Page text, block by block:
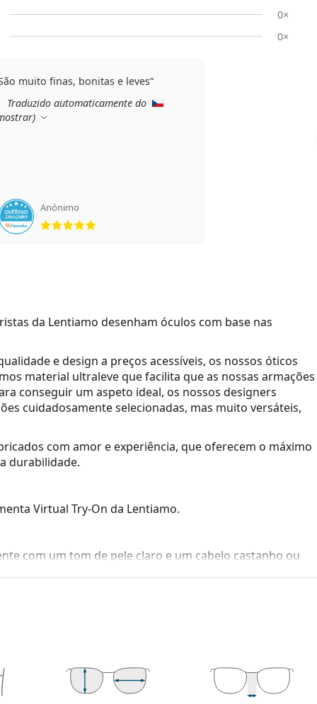
0×
0×
muito finas, bonitas e leves
Traduzido automaticamente do
)
Anónimo
da Lentiamo desenham óculos com base nas
e design a preços acessíveis, os nossos óticos
material ultraleveque facilita que as nossas armações
conseguir um aspeto ideal, os nossos designers
cuidadosamente selecionadas, mas muito versáteis,
com amor e experiência, que oferecem o máximo
durabilidade.
Virtual Try-On da Lentiamo.
com um tom de pele claro e um cabelo castanho ou
para quem tem uma forma de rosto redonda, oval ou
e proporcionam maior conforto de uso. O ajuste das
por um ótico experiente para evitar danos ou quebras